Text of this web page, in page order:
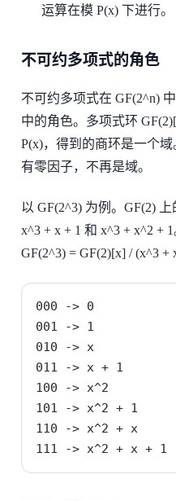
运算在模 P(x) 下进行。
不可约多项式的角色
不可约多项式在 GF(2^n)
中的角色。多项式环
P(x)，得到的商环是一个
有零因子，不再是域。
以 GF(2^3) 为例。GF(2)
x^3 + x + 1 和 x^3 + x^2 +
GF(2^3) = GF(2)[x] / (x^3 +
000 -> 0
001 -> 1
010 -> x
011 -> x + 1
100 -> x^2
101 -> x^2 + 1
110 -> x^2 + x
111 -> x^2 + x + 1